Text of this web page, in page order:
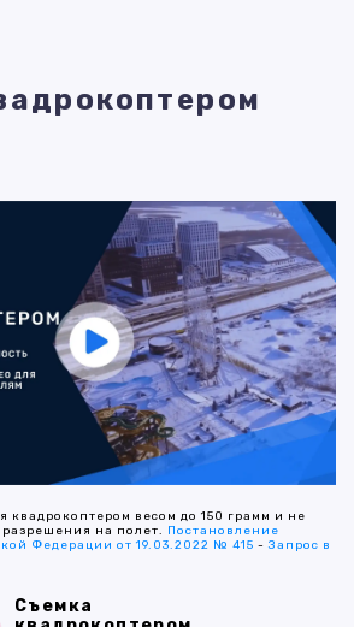
квадрокоптером весом до 150 грамм и не
на полет. Постановление
Федерации от 19.03.2022 № 415 -Запрос в
Съемка